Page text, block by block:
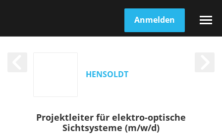
Anmelden
HENSOLDT
Projektleiter für elektro-optische
Sichtsysteme (m/w/d)